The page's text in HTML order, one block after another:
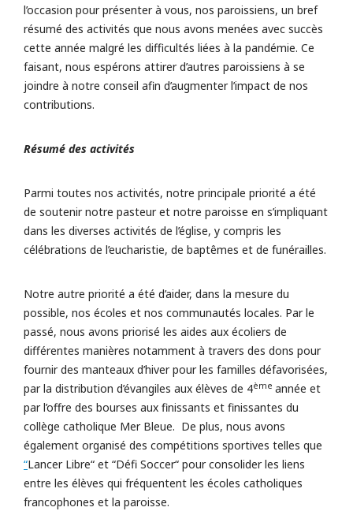
l’occasion pour présenter à vous, nos paroissiens, un bref
résumé des activités que nous avons menées avec succès
cette année malgré les difficultés liées à la pandémie. Ce
faisant, nous espérons attirer d’autres paroissiens à se
joindre à notre conseil afin d’augmenter l’impact de nos
contributions.
Résumé des activités
Parmi toutes nos activités, notre principale priorité a été
de soutenir notre pasteur et notre paroisse en s’impliquant
dans les diverses activités de l’église, y compris les
célébrations de l’eucharistie, de baptêmes et de funérailles.
Notre autre priorité a été d’aider, dans la mesure du
possible, nos écoles et nos communautés locales. Par le
passé, nous avons priorisé les aides aux écoliers de
différentes manières notamment à travers des dons pour
fournir des manteaux d’hiver pour les familles défavorisées,
par la distribution d’évangiles aux élèves de 4ème année et
par l’offre des bourses aux finissants et finissantes du
collège catholique Mer Bleue. De plus, nous avons
également organisé des compétitions sportives telles que
“Lancer Libre“ et “Défi Soccer“ pour consolider les liens
entre les élèves qui fréquentent les écoles catholiques
francophones et la paroisse.